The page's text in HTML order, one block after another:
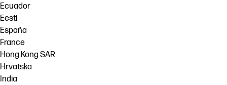
Ecuador
Eesti
España
France
Hong Kong SAR
Hrvatska
India